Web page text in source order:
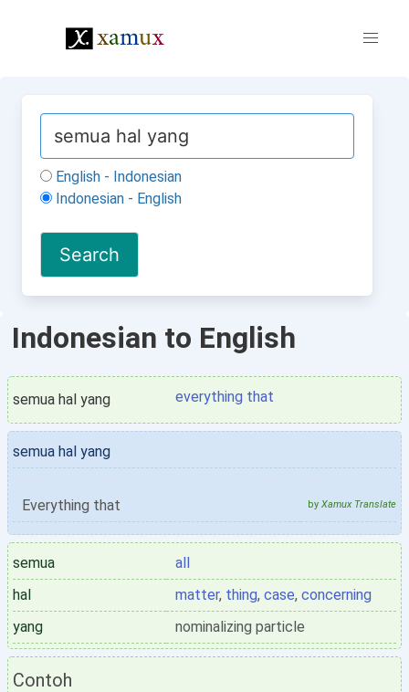
English - Indonesian
Indonesian - English
Indonesian to English
semua hal yang everything that
semua hal yang
Everything that by Xamux Translate
semua
all
hal
matter, thing, case, concerning
yang
nominalizing particle
Contoh